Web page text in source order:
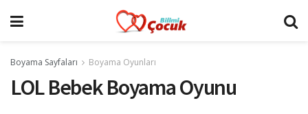
Boyama Sayfaları Boyama Oyunları
LOL Bebek Boyama Oyunu